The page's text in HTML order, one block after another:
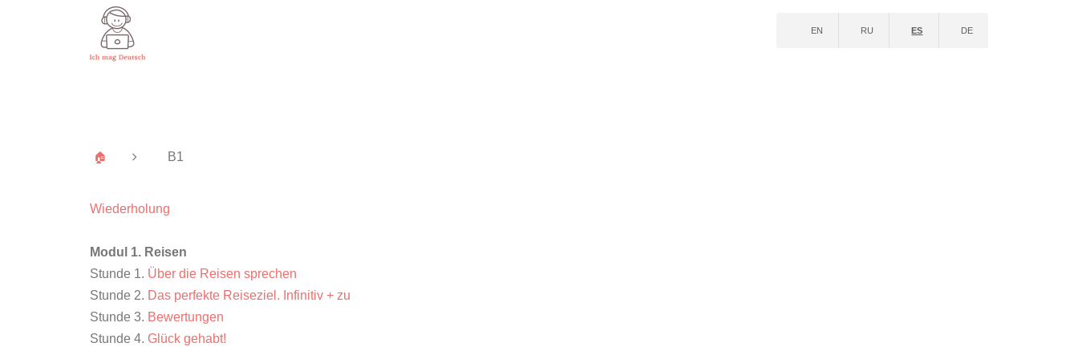
EN RU ES DE
🏠 B1
Wiederholung
Modul 1. Reisen
Stunde 1. Über die Reisen sprechen
Stunde 2. Das perfekte Reiseziel. Infinitiv + zu
Stunde 3. Bewertungen
Stunde 4. Glück gehabt!